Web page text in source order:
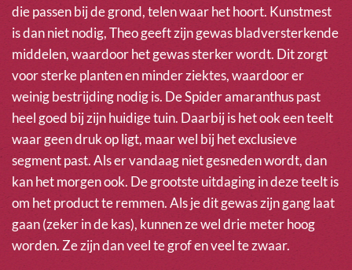
die passen bij de grond, telen waar het hoort. Kunstmest
is dan niet nodig, Theo geeft zijn gewas bladversterkende
middelen, waardoor het gewas sterker wordt. Dit zorgt
voor sterke planten en minder ziektes, waardoor er
weinig bestrijding nodig is. De Spider amaranthus past
heel goed bij zijn huidige tuin. Daarbij is het ook een teelt
waar geen druk op ligt, maar wel bij het exclusieve
segment past. Als er vandaag niet gesneden wordt, dan
kan het morgen ook. De grootste uitdaging in deze teelt is
om het product te remmen. Als je dit gewas zijn gang laat
gaan (zeker in de kas), kunnen ze wel drie meter hoog
worden. Ze zijn dan veel te grof en veel te zwaar.